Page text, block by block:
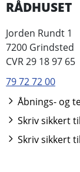
RÅDHUSET
Jorden Rundt 1
7200 Grindsted
CVR 29 18 97 65
79 72 72 00
Åbnings- og
Skriv sikkert
Skriv sikkert